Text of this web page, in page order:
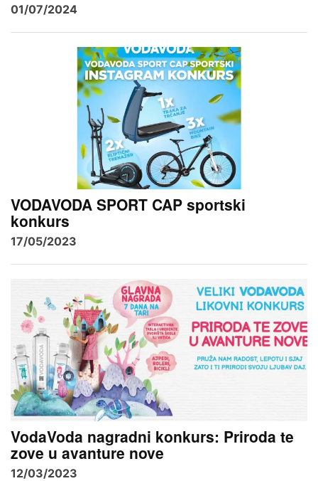
01/07/2024
VODAVODA SPORT CAP sportski
konkurs
17/05/2023
VodaVoda nagradni konkurs: Priroda te
zove u avanture nove
12/03/2023